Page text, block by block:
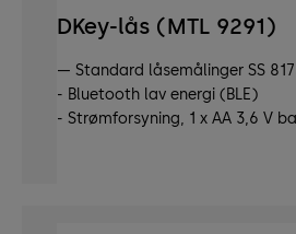
DKey-lås (MTL 9291)
— Standard låsemålinger SS
- Bluetooth lav energi (BLE)
- Strømforsyning, 1 x AA 3,6 V